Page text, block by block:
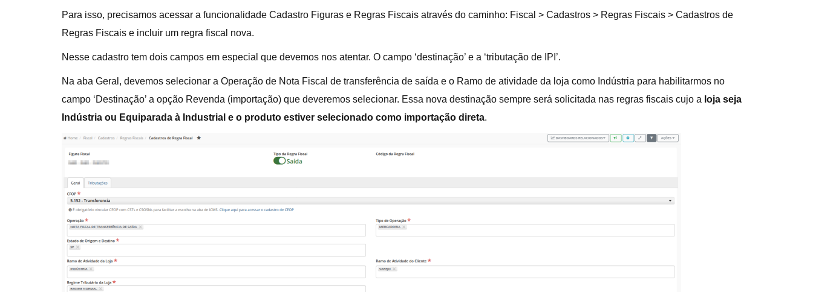
Para isso, precisamos acessar a funcionalidade Cadastro Figuras e Regras Fiscais através do caminho: Fiscal > Cadastros > Regras Fiscais > Cadastros de
Regras Fiscais e incluir um regra fiscal nova.
Nesse cadastro tem dois campos em especial que devemos nos atentar. O campo ‘destinação’ e a ‘tributação de IPI’.
Na aba Geral, devemos selecionar a Operação de Nota Fiscal de transferência de saída e o Ramo de atividade da loja como Indústria para habilitarmos no
campo ‘Destinação’ a opção Revenda (importação) que deveremos selecionar. Essa nova destinação sempre será solicitada nas regras fiscais cujo a loja seja
Indústria ou Equiparada à Industrial e o produto estiver selecionado como importação direta.